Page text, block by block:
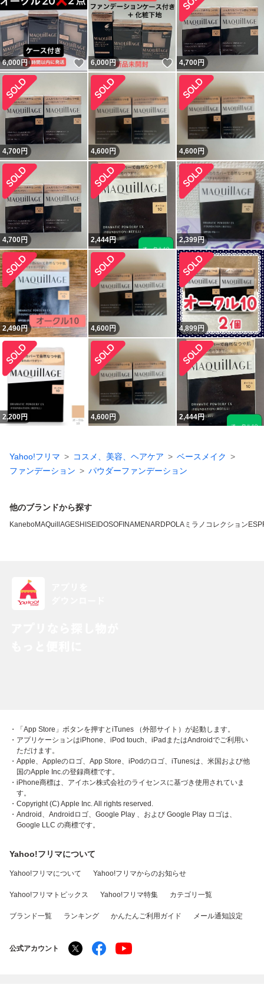
6,000円 いいね！
6,000円 いいね！
4,700円
4,700円 4,600円 4,600円
4,700円 2,444円 2,399円
2,490円 4,600円 4,899円
2,200円 4,600円 2,444円
Yahoo!フリマ コスメ、美容、ヘアケア
ベースメイク
ファンデーション
パウダーファンデーション
他のブランドから探す
KaneboMAQuillAGESHISEIDOSOFINAMENARD POLA ミラノコレクション
・「App Store」ボタンを押すとiTunes （外部サイト）が起動します。
・アプリケーションはiPhone、iPod touch、iPadまたはAndroidでご利用い
ただけます。
・Apple、Appleのロゴ、App Store、iPodのロゴ、iTunesは、米国および他
国のApple Inc.の登録商標です。
・iPhone商標は、アイホン株式会社のライセンスに基づき使用されていま
す。
・Copyright (C) Apple Inc. All rights reserved.
・Android、Androidロゴ、Google Play 、および Google Play ロゴは、
Google LLC の商標です。
Yahoo!フリマについて
Yahoo!フリマについて Yahoo!フリマからのお知らせ
Yahoo!フリマトピックス Yahoo!フリマ特集 カテゴリ一覧
ブランド一覧 ランキング かんたんご利用ガイド メール通知設定
公式アカウント